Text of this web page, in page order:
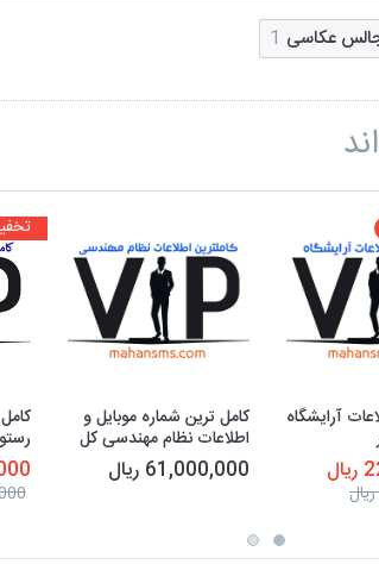
عکاسی 1
آرایشگاه کامل ترین شماره موبایل و
اطلاعات نظام مهندسی کل
کشور
61,000,000 ریال